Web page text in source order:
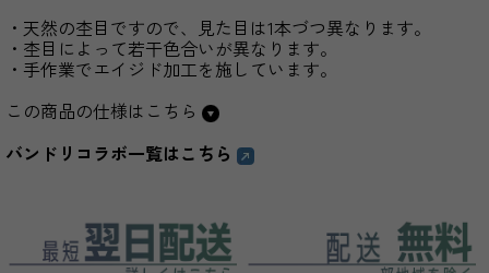
・天然の杢目ですので、見た目は1本づつ異なります。
・杢目によって若干色合いが異なります。
・手作業でエイジド加工を施しています。
この商品の仕様はこちら
バンドリコラボ一覧はこちら